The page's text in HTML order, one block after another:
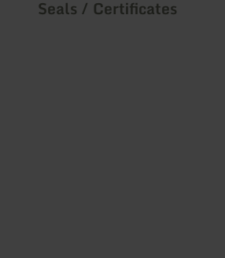
Seals / Certificates